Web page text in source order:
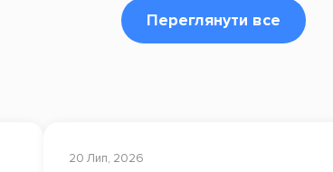
Переглянути все
20 Лип, 2026